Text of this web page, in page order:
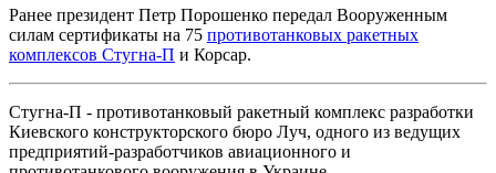
Ранее президент Петр Порошенко передал Вооруженным
силам сертификаты на 75 противотанковых ракетных
комплексов Стугна-П и Корсар.
Стугна-П - противотанковый ракетный комплекс разработки
Киевского конструкторского бюро Луч, одного из ведущих
предприятий-разработчиков авиационного и